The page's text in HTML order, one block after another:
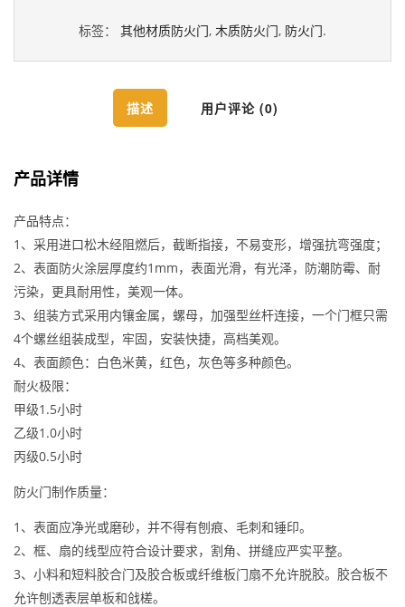
标签： 其他材质防火门, 木质防火门, 防火门.
描述 用户评论 (0)
产品详情
产品特点：
1、采用进口松木经阻燃后，截断指接，不易变形，增强抗弯强度；
2、表面防火涂层厚度约1mm，表面光滑，有光泽，防潮防霉、耐
污染，更具耐用性，美观一体。
3、组装方式采用内镶金属，螺母，加强型丝杆连接，一个门框只需
4个螺丝组装成型，牢固，安装快捷，高档美观。
4、表面颜色：白色米黄，红色，灰色等多种颜色。
耐火极限：
甲级1.5小时
乙级1.0小时
丙级0.5小时
防火门制作质量：
1、表面应净光或磨砂，并不得有刨痕、毛刺和锤印。
2、框、扇的线型应符合设计要求，割角、拼缝应严实平整。
3、小料和短料胶合门及胶合板或纤维板门扇不允许脱胶。胶合板不
允许刨透表层单板和戗槎。